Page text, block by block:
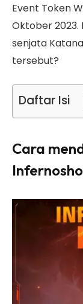
Event Token
Oktober
senjata
tersebut?
Daftar Isi
Cara